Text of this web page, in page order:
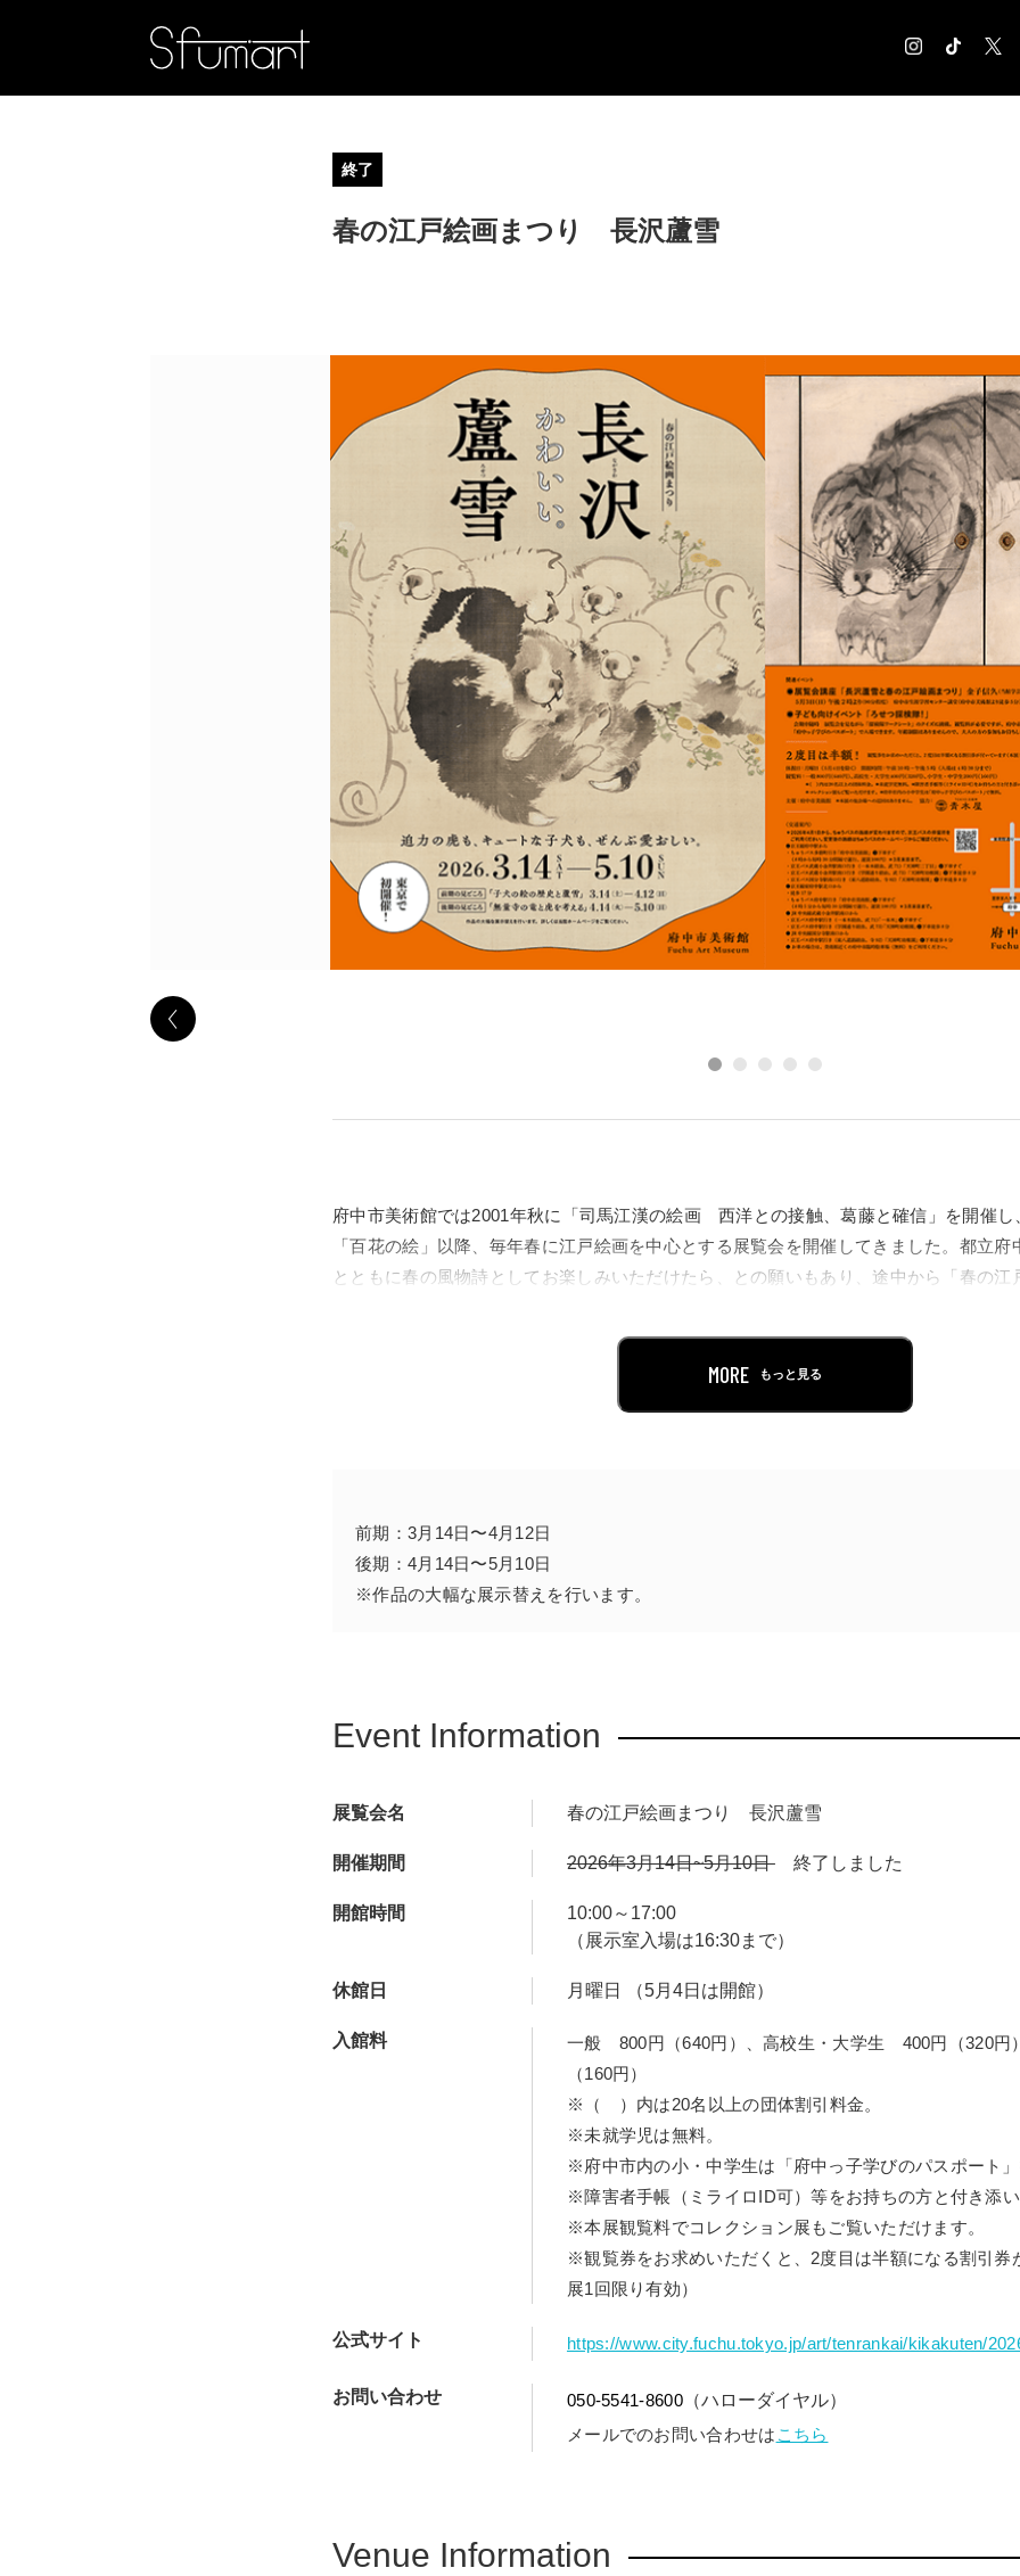
EXHIBITION
CONTACT
POLICY COMPANY
終了
春の江戸絵画まつり 長沢蘆雪
府中市美術館では2001年秋に「司馬江漢の絵画 西洋との接触、葛藤と確信」を開催し
「百花の絵」以降、毎年春に江戸絵画を中心とする展覧会を開催してきました。都立
とともに春の風物詩としてお楽しみいただけたら、との願いもあり、途中から「春の江
しまい応挙のような落ち着きや深みがない、と書かれています。ところが、辻氏の本で
浴びるようになりました。それが「かわいい」です。子犬や動物、子どもたちを描いた
もの描き」となったのです。蘆雪の根っこにある禅の思想や、命あるものを慈しむ仏教
ん。
かわいいものに加えて、風景や人物、ファンタスティックな世界など、蘆雪の絵画は多
この蘆雪展では、春の江戸絵画まつりで注目してきた蘆雪のさまざまな創作を振り返り
MORE もっと見る
前期：3月14日〜4月12日
後期：4月14日〜5月10日
※作品の大幅な展示替えを行います。
Event Information
展覧会名 春の江戸絵画まつり 長沢蘆雪
開催期間 2026年3月14日~5月10日 終了しました
開館時間
10:00～17:00
（展示室入場は16:30まで）
休館日 月曜日 （5月4日は開館）
入館料
一般 800円（640円）、高校生・大学生 400円（320円
（160円）
※（ ）内は20名以上の団体割引料金。
※未就学児は無料。
※府中市内の小・中学生は「府中っ子学びのパスポート」
※障害者手帳（ミライロID可）等をお持ちの方と付き添い
※本展観覧料でコレクション展もご覧いただけます。
※観覧券をお求めいただくと、2度目は半額になる割引券
展1回限り有効）
公式サイト https://www.city.fuchu.tokyo.jp/art/tenrankai/kikakuten/
お問い合わせ 050-5541-8600（ハローダイヤル）
メールでのお問い合わせは こちら
Venue Information